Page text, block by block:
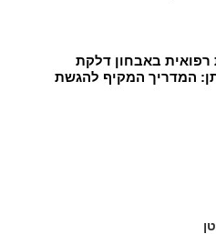
רפואית באבחון דלקת
המדריך המקיף להגשת